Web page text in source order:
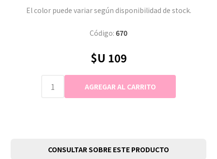
El color puede variar según disponibilidad de stock.
Código: 670
$U 109
CONSULTAR SOBRE ESTE PRODUCTO